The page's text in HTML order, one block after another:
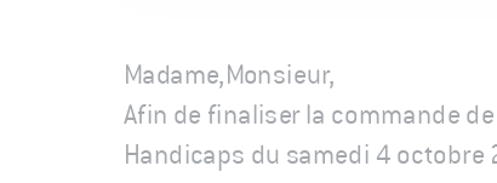
Madame,Monsieur,
Afin de finaliser la commande
Handicaps du samedi 4